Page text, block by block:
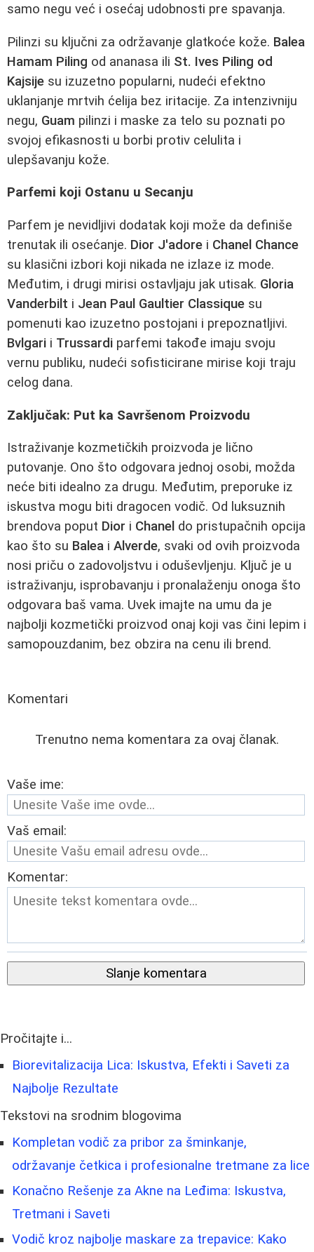
samo negu već i osećaj udobnosti pre spavanja.
Pilinzi su ključni za održavanje glatkoće kože. Balea
Hamam Piling od ananasa ili St. Ives Piling od
Kajsije su izuzetno popularni, nudeći efektno
uklanjanje mrtvih ćelija bez iritacije. Za intenzivniju
negu, Guam pilinzi i maske za telo su poznati po
svojoj efikasnosti u borbi protiv celulita i
ulepšavanju kože.
Parfemi koji Ostanu u Secanju
Parfem je nevidljivi dodatak koji može da definiše
trenutak ili osećanje. Dior J'adore i Chanel Chance
su klasični izbori koji nikada ne izlaze iz mode.
Međutim, i drugi mirisi ostavljaju jak utisak. Gloria
Vanderbilt i Jean Paul Gaultier Classique su
pomenuti kao izuzetno postojani i prepoznatljivi.
Bvlgari i Trussardi parfemi takođe imaju svoju
vernu publiku, nudeći sofisticirane mirise koji traju
celog dana.
Zaključak: Put ka Savršenom Proizvodu
Istraživanje kozmetičkih proizvoda je lično
putovanje. Ono što odgovara jednoj osobi, možda
neće biti idealno za drugu. Međutim, preporuke iz
iskustva mogu biti dragocen vodič. Od luksuznih
brendova poput Dior i Chanel do pristupačnih opcija
kao što su Balea i Alverde, svaki od ovih proizvoda
nosi priču o zadovoljstvu i oduševljenju. Ključ je u
istraživanju, isprobavanju i pronalaženju onoga što
odgovara baš vama. Uvek imajte na umu da je
najbolji kozmetički proizvod onaj koji vas čini lepim i
samopouzdanim, bez obzira na cenu ili brend.
Komentari
Trenutno nema komentara za ovaj članak.
Vaše ime:
Vaš email:
Komentar:
Slanje komentara
Pročitajte i...
Biorevitalizacija Lica: Iskustva, Efekti i Saveti za
Najbolje Rezultate
Tekstovi na srodnim blogovima
Kompletan vodič za pribor za šminkanje,
održavanje četkica i profesionalne tretmane za lice
Konačno Rešenje za Akne na Leđima: Iskustva,
Tretmani i Saveti
Vodič kroz najbolje maskare za trepavice: Kako